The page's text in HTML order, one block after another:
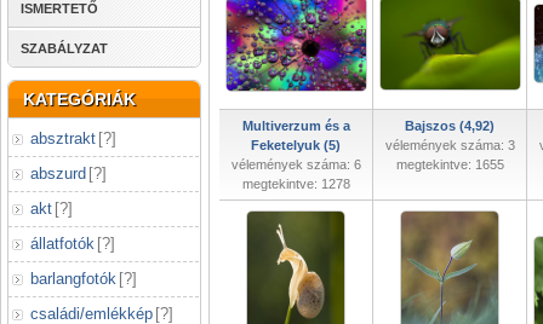
ISMERTETŐ
SZABÁLYZAT
KATEGÓRIÁK
absztrakt [?]
abszurd [?]
akt [?]
állatfotók [?]
barlangfotók [?]
családi/emlékkép [?]
Multiverzum és a
Feketelyuk (5)
vélemények száma: 6
megtekintve: 1278
Bajszos (4,92)
vélemények száma: 3
megtekintve: 1655